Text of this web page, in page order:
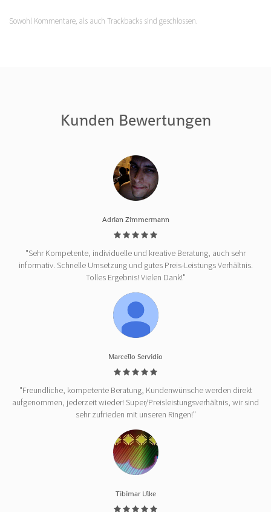
Sowohl Kommentare, als auch Trackbacks sind geschlossen.
Kunden Bewertungen
Adrian Zimmermann
"Sehr Kompetente, individuelle und kreative Beratung, auch sehr
informativ. Schnelle Umsetzung und gutes Preis-Leistungs Verhältnis.
Tolles Ergebnis! Vielen Dank!"
Marcello Servidio
"Freundliche, kompetente Beratung, Kundenwünsche werden direkt
aufgenommen, jederzeit wieder! Super/Preisleistungsverhältnis, wir sind
sehr zufrieden mit unseren Ringen!"
Tibimar Ulke